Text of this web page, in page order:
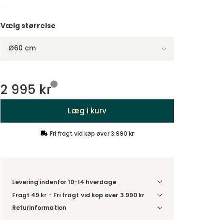
Vælg størrelse
Ø60 cm
2 995 kr
Læg i kurv
Fri fragt vid køp øver 3.990 kr
Levering indenfor 10-14 hverdage
Fragt 49 kr - Fri fragt vid køp øver 3.990 kr
Denne vare sendes til et udleveringssted. Du
Returinformation